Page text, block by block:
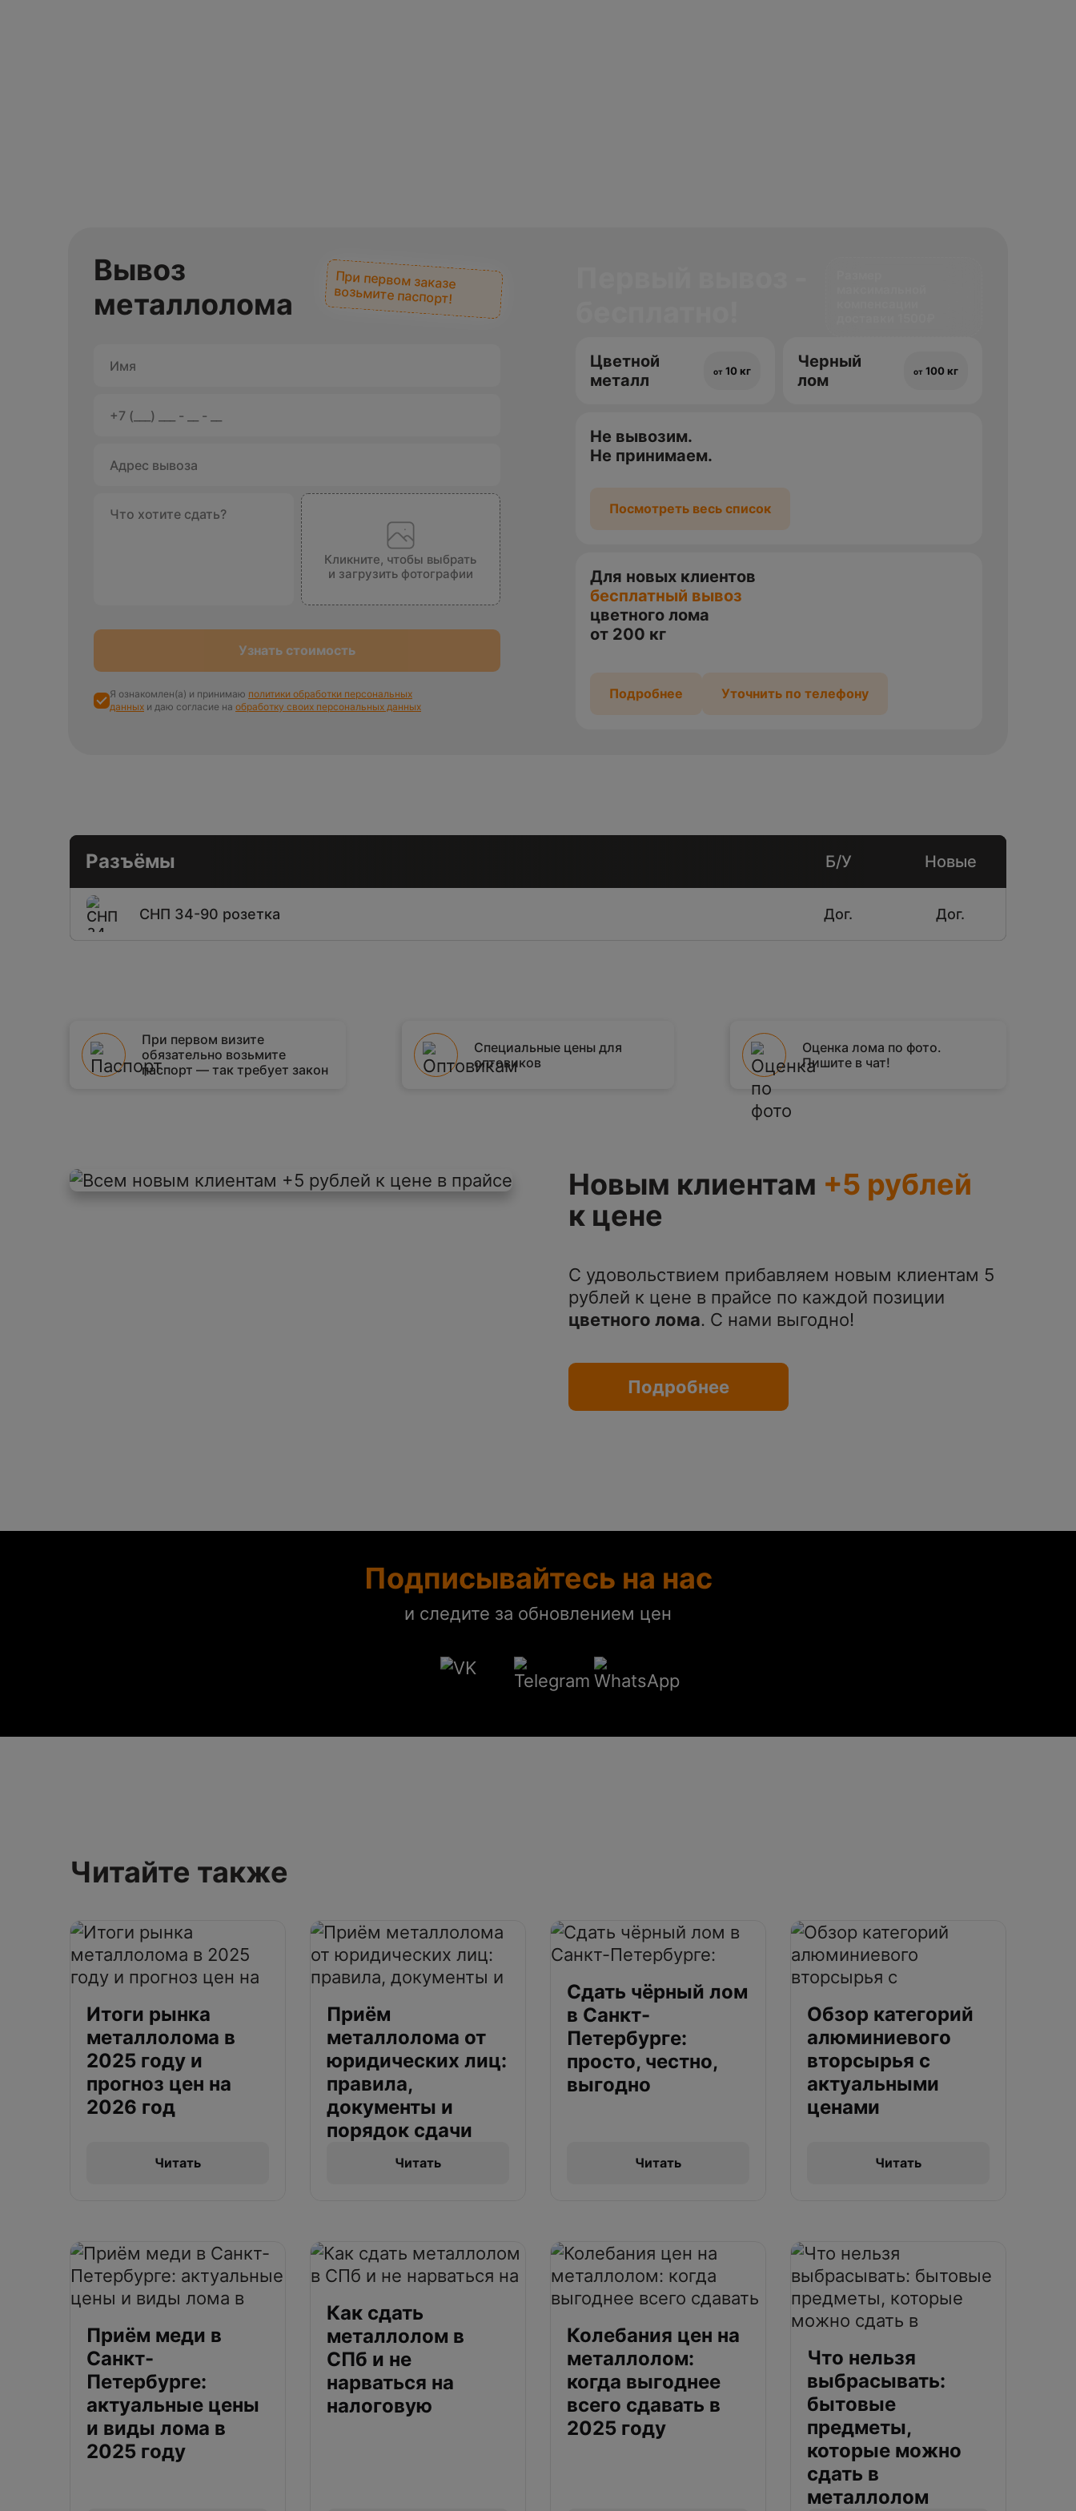
Вывоз
металлолома
При первом заказе
возьмите паспорт!
Кликните, чтобы выбрать
и загрузить фотографии
Узнать стоимость
Я ознакомлен(а) и принимаю политики обработки персональных
данных и даю согласие на обработку своих персональных данных
Цветной
металл
от 10 кг
Черный
лом
от 100 кг
Не вывозим.
Не принимаем.
Посмотреть весь список
Для новых клиентов
бесплатный вывоз
цветного лома
от 200 кг
Подробнее Уточнить по телефону
Разъёмы Б/У Новые
СНП 34-90 розетка Дог. Дог.
При первом визите
обязательно возьмите
паспорт — так требует закон
Специальные цены для
оптовиков
Оценка лома по фото.
Пишите в чат!
Новым клиентам +5 рублей
к цене
С удовольствием прибавляем новым клиентам 5
рублей к цене в прайсе по каждой позиции
цветного лома. С нами выгодно!
Подробнее
Подписывайтесь на нас
и следите за обновлением цен
Читайте также
Итоги рынка
металлолома в
2025 году и
прогноз цен на
2026 год
Читать
Приём
металлолома от
юридических лиц:
правила,
документы и
порядок сдачи
Читать
Сдать чёрный лом
в Санкт-
Петербурге:
просто, честно,
выгодно
Читать
Обзор категорий
алюминиевого
вторсырья с
актуальными
ценами
Читать
Приём меди в
Санкт-
Петербурге:
актуальные цены
и виды лома в
2025 году
Как сдать
металлолом в
СПб и не
нарваться на
налоговую
Колебания цен на
металлолом:
когда выгоднее
всего сдавать в
2025 году
Что нельзя
выбрасывать:
бытовые
предметы,
которые можно
сдать в
металлолом